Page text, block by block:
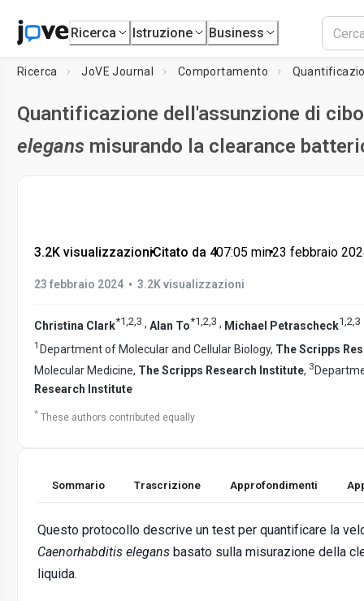
Ricerca Istruzione Business
Ricerca JoVE Journal Comportamento
Quantificazione dell'assunzione di
elegans misurando la clearance
3.2K visualizzazioni•Citato da 4•07:05 min•23 febbraio
23 febbraio 2024 • 3.2K visualizzazioni
Christina Clark*1,2,3 , Alan To*1,2,3 , Michael Petrascheck1,2,3
1 Department of Molecular and Cellular Biology, The Scripps
Molecular Medicine, The Scripps Research Institute, 3
Research Institute
* These authors contributed equally
Sommario Trascrizione Approfondimenti
Questo protocollo descrive un test per quantificare la
Caenorhabditis elegans basato sulla misurazione della
liquida.